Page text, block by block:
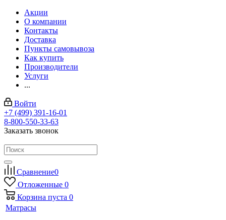
Акции
О компании
Контакты
Доставка
Пункты самовывоза
Как купить
Производители
Услуги
...
Войти
+7 (499) 391-16-01
8-800-550-33-63
Заказать звонок
Сравнение0
Отложенные 0
Корзина пуста 0
Матрасы